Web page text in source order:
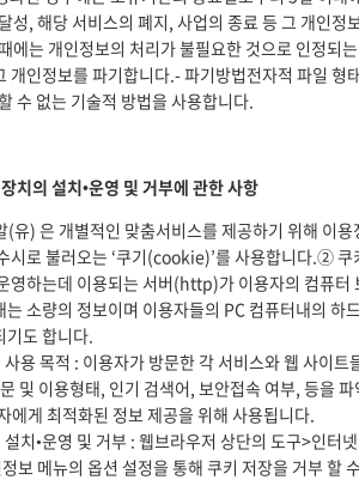
성, 해당 서비스의 폐지, 사업의 종료 등 그 개인정
에는 개인정보의 처리가 불필요한 것으로 인정되는
개인정보를 파기합니다.- 파기방법전자적 파일 형
수 없는 기술적 방법을 사용합니다.
치의 설치•운영 및 거부에 관한 사항
유) 은 개별적인 맞춤서비스를 제공하기 위해 이용
시로 불러오는 ‘쿠기(cookie)’를 사용합니다.② 쿠
영하는데 이용되는 서버(http)가 이용자의 컴퓨터
는 소량의 정보이며 이용자들의 PC 컴퓨터내의 하
도 합니다.
사용 목적 : 이용자가 방문한 각 서비스와 웹 사이트
및 이용형태, 인기 검색어, 보안접속 여부, 등을 파
에게 최적화된 정보 제공을 위해 사용됩니다.
치•운영 및 거부 : 웹브라우저 상단의 도구>인터넷
보 메뉴의 옵션 설정을 통해 쿠키 저장을 거부 할